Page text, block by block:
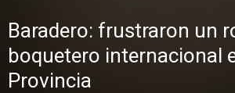
Baradero: frustraron un
boquetero internacional
Provincia